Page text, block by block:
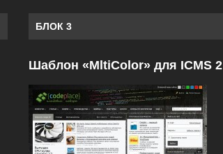
БЛОК 3
Шаблон «MltiColor» для ICMS 2